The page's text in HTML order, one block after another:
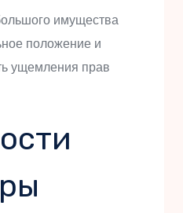
имущества
положение и
ущемления прав